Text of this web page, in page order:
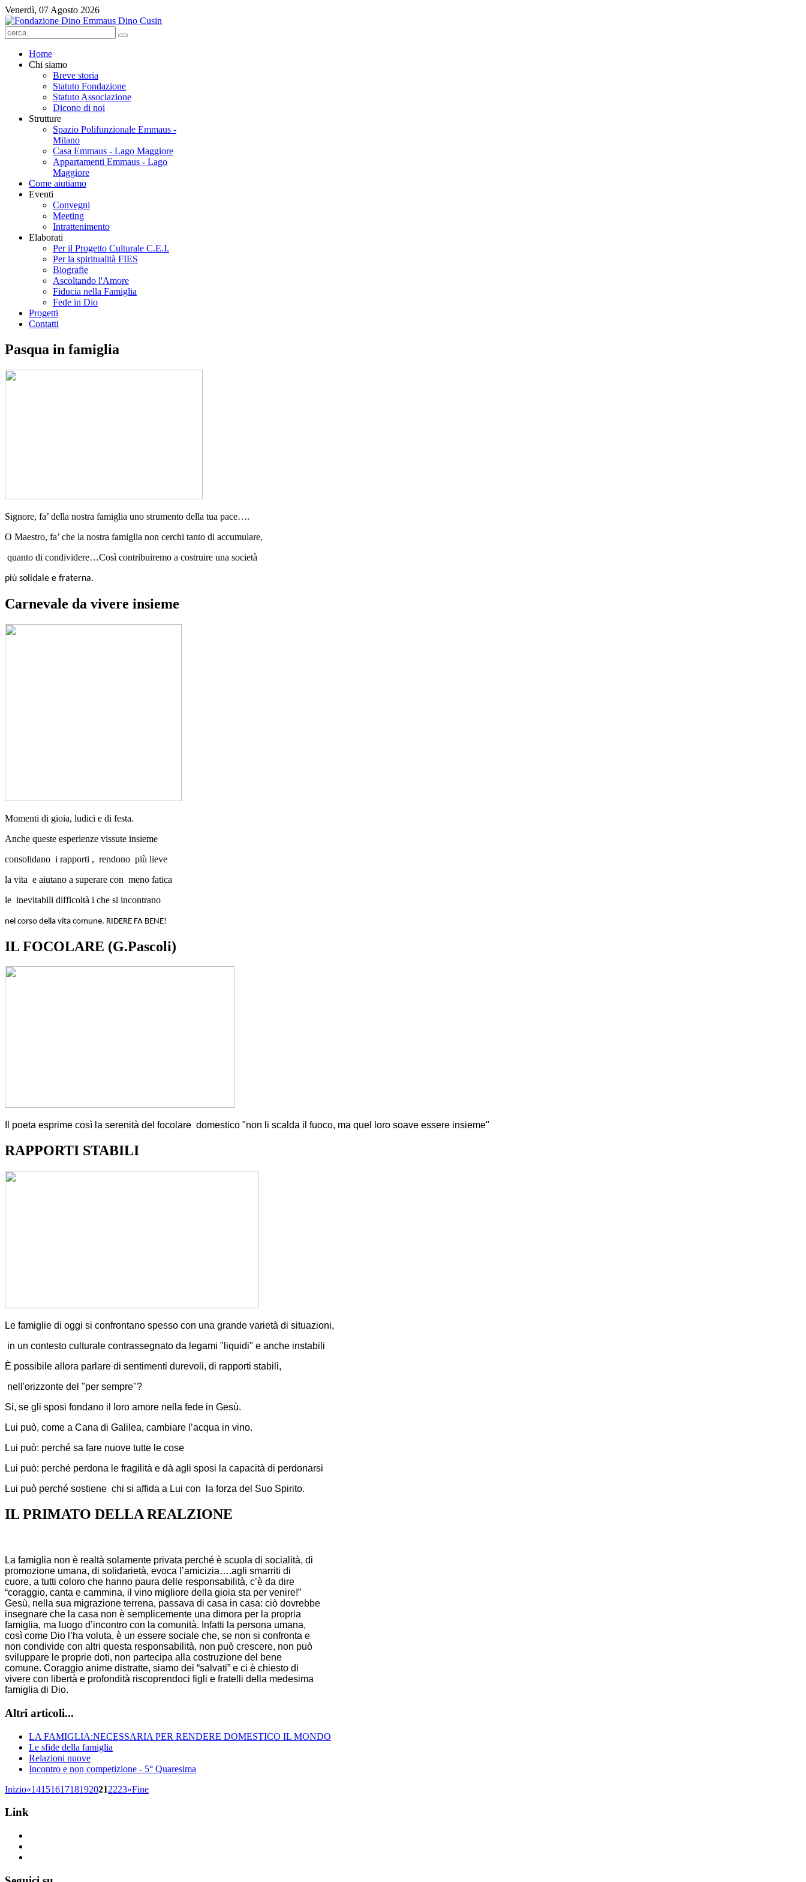
Venerdì, 07 Agosto 2026
Home
Chi siamo
Breve storia
Statuto Fondazione
Statuto Associazione
Dicono di noi
Strutture
Spazio Polifunzionale Emmaus -
Milano
Casa Emmaus - Lago Maggiore
Appartamenti Emmaus - Lago
Maggiore
Come aiutiamo
Eventi
Convegni
Meeting
Intrattenimento
Elaborati
Per il Progetto Culturale C.E.I.
Per la spiritualità FIES
Biografie
Ascoltando l'Amore
Fiducia nella Famiglia
Fede in Dio
Progetti
Contatti
Pasqua in famiglia
Signore, fa’ della nostra famiglia uno strumento della tua pace….
O Maestro, fa’ che la nostra famiglia non cerchi tanto di accumulare,
quanto di condividere…Così contribuiremo a costruire una società
più solidale e fraterna.
Carnevale da vivere insieme
Momenti di gioia, ludici e di festa.
Anche queste esperienze vissute insieme
consolidano i rapporti , rendono più lieve
la vita e aiutano a superare con meno fatica
le inevitabili difficoltà i che si incontrano
nel corso della vita comune. RIDERE FA BENE!
IL FOCOLARE (G.Pascoli)
Il poeta esprime così la serenità del focolare domestico "non li scalda il fuoco, ma quel loro soave essere insieme"
RAPPORTI STABILI
Le famiglie di oggi si confrontano spesso con una grande varietà di situazioni,
in un contesto culturale contrassegnato da legami "liquidi" e anche instabili
È possibile allora parlare di sentimenti durevoli, di rapporti stabili,
nell'orizzonte del "per sempre"?
Si, se gli sposi fondano il loro amore nella fede in Gesù.
Lui può, come a Cana di Galilea, cambiare l’acqua in vino.
Lui può: perché sa fare nuove tutte le cose
Lui può: perché perdona le fragilità e dà agli sposi la capacità di perdonarsi
Lui può perché sostiene chi si affida a Lui con la forza del Suo Spirito.
IL PRIMATO DELLA REALZIONE
La famiglia non è realtà solamente privata perché è scuola di socialità, di
promozione umana, di solidarietà, evoca l’amicizia….agli smarriti di
cuore, a tutti coloro che hanno paura delle responsabilità, c’è da dire
“coraggio, canta e cammina, il vino migliore della gioia sta per venire!”
Gesù, nella sua migrazione terrena, passava di casa in casa: ciò dovrebbe
insegnare che la casa non è semplicemente una dimora per la propria
famiglia, ma luogo d’incontro con la comunità. Infatti la persona umana,
così come Dio l’ha voluta, è un essere sociale che, se non si confronta e
non condivide con altri questa responsabilità, non può crescere, non può
sviluppare le proprie doti, non partecipa alla costruzione del bene
comune. Coraggio anime distratte, siamo dei “salvati” e ci è chiesto di
vivere con libertà e profondità riscoprendoci figli e fratelli della medesima
famiglia di Dio.
Altri articoli...
LA FAMIGLIA:NECESSARIA PER RENDERE DOMESTICO IL MONDO
Le sfide della famiglia
Relazioni nuove
Incontro e non competizione - 5° Quaresima
Inizio«14151617181920212223»Fine
Link